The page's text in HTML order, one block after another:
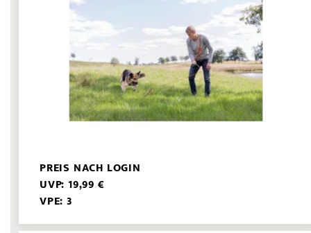
PREIS NACH LOGIN
UVP: 19,99 €
VPE: 3